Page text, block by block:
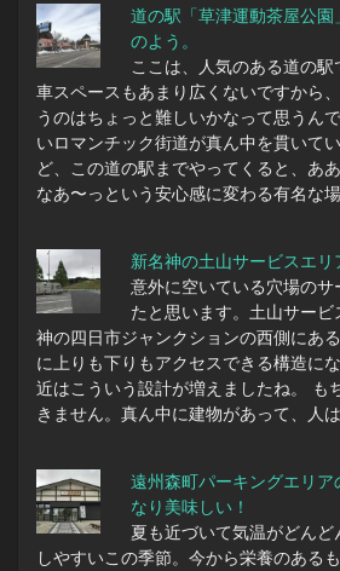
道の駅「草津運動茶屋公園
のよう。
ここは、人気のある道の
車スペースもあまり広くないですから
うのはちょっと難しいかなって思うん
いロマンチック街道が真ん中を貫いて
ど、この道の駅までやってくると、あ
なあ〜っという安心感に変わる有名な
新名神の土山サービスエリ
意外に空いている穴場の
たと思います。土山サービ
神の四日市ジャンクションの西側にあ
に上りも下りもアクセスできる構造に
近はこういう設計が増えましたね。 も
きません。真ん中に建物があって、人
遠州森町パーキングエリ
なり美味しい！
夏も近づいて気温がどん
しやすいこの季節。今から栄養のある